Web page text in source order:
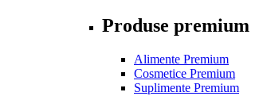
Produse premium
Alimente Premium
Cosmetice Premium
Suplimente Premium